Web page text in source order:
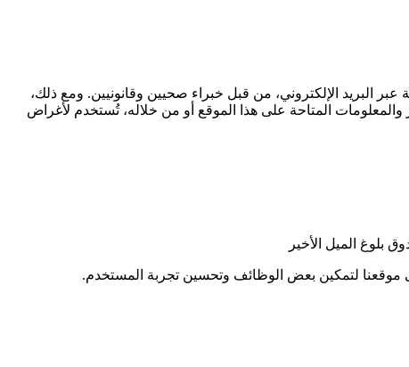
عبر البريد الإلكتروني، من قبل خبراء صحيين وقانونيين. ومع ذلك،
المتاحة على هذا الموقع أو من خلاله، تُستخدم لأغراض
بلوغ الميل الأخير
موقعنا لتمكين بعض الوظائف وتحسين تجربة المستخدم.